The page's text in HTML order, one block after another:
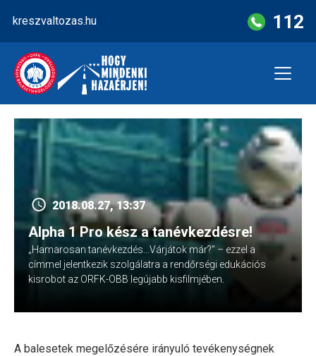
content
kreszvaltozas.hu 112
2018.08.27, 13:37
Alpha 1 Pro kész a tanévkezdésre!
„Hamarosan tanévkezdés…Várjátok már?” – ezzel a
címmel jelentkezik szolgálatra a rendőrségi edukációs
kisrobot az ORFK-OBB legújabb kisfilmjében.
A balesetek megelőzésére irányuló tevékenységnek